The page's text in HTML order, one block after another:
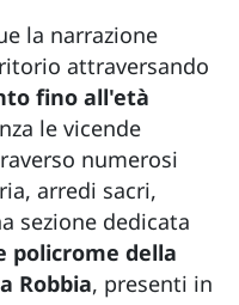
la narrazione
attraversando
fino all'età
le vicende
numerosi
arredi sacri,
sezione dedicata
policrome della
Robbia, presenti in